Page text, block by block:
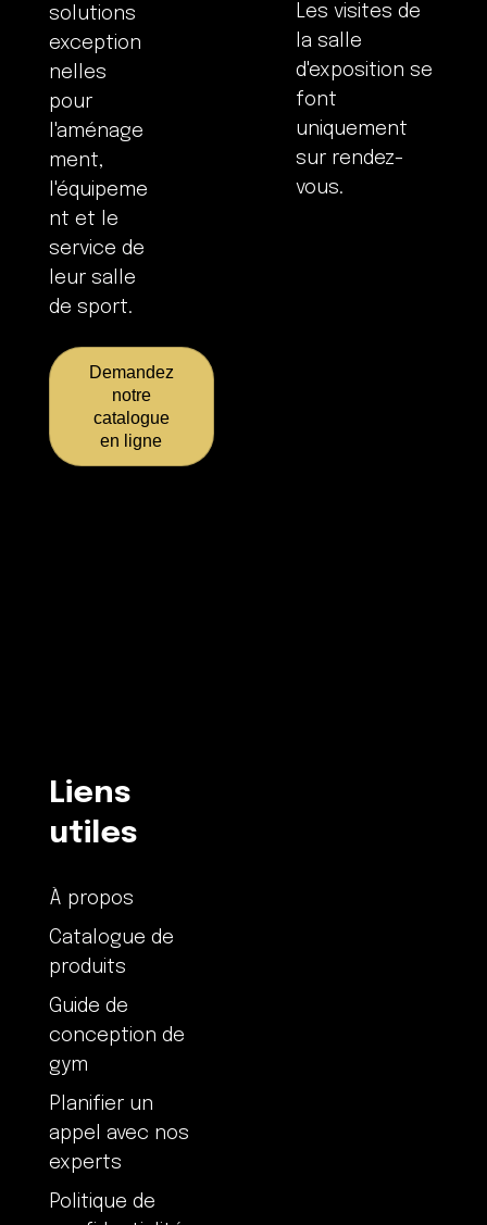
solutions
exception
nelles
pour
l'aménage
ment,
l'équipeme
nt et le
service de
leur salle
de sport.
Demandez
notre
catalogue
en ligne
Les visites de
la salle
d'exposition se
font
uniquement
sur rendez-
vous.
Liens
utiles
À propos
Catalogue de
produits
Guide de
conception de
gym
Planifier un
appel avec nos
experts
Politique de